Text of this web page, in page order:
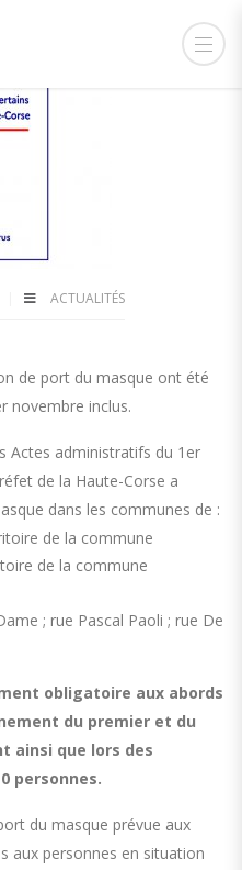
ACTUALITÉS
de port du masque ont été
novembre inclus.
Actes administratifs du 1er
de la Haute-Corse a
dans les communes de :
de la commune
de la commune
; rue Pascal Paoli ; rue De
obligatoire aux abords
du premier et du
ainsi que lors des
personnes.
du masque prévue aux
aux personnes en situation